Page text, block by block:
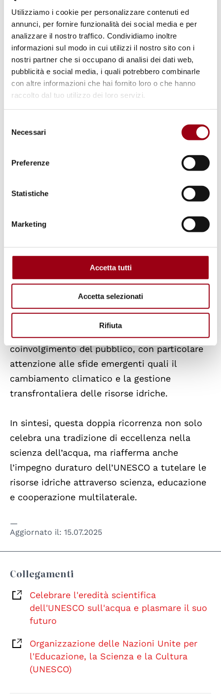
Utilizziamo i cookie per personalizzare contenuti ed
annunci, per fornire funzionalità dei social media e per
analizzare il nostro traffico. Condividiamo inoltre
informazioni sul modo in cui utilizzi il nostro sito con i
nostri partner che si occupano di analisi dei dati web,
pubblicità e social media, i quali potrebbero combinarle
con altre informazioni che hai fornito loro o che hanno
raccolto dal tuo utilizzo dei loro servizi.
delNecessari
Preferenze
Statistiche
Marketing
Accetta tutti
Accetta selezionati
Rifiuta
Quest’anno di celebrazioni prevede numerosi
eventi e pubblicazioni. Il lancio
commemorativo si è tenuto il 22 gennaio
presso la sede parigina dell’UNESCO, è stato
poi seguito dalla celebrazione internazionale
principale dal 10 al 13 giugno, con tavole
rotonde, simposi e performance culturali.
Inoltre, per tutto l’anno in corso sono stati
programmati webinar ed incontri regionali, in
tema IHP 2022‑2029: «Scienza per
un mondo sicuro dal punto di vista idrico in
Guardando al futuro, l’UNESCO prevede,
commemorative, fra cui un numero speciale
sulle scienze idrologiche, un volume con la
Cambridge University Press e un testo storico
capacità, al supporto alle politiche e al
coinvolgimento del pubblico, con particolare
attenzione alle sfide emergenti quali il
cambiamento climatico e la gestione
transfrontaliera delle risorse idriche.
In sintesi, questa doppia ricorrenza non solo
celebra una tradizione di eccellenza nella
scienza dell’acqua, ma riafferma anche
l’impegno duraturo dell’UNESCO a tutelare le
risorse idriche attraverso scienza, educazione
e cooperazione multilaterale.
Aggiornato il: 15.07.2025
Collegamenti
Celebrare l'eredità scientifica
dell'UNESCO sull'acqua e plasmare il suo
futuro
Organizzazione delle Nazioni Unite per
l'Educazione, la Scienza e la Cultura
(UNESCO)